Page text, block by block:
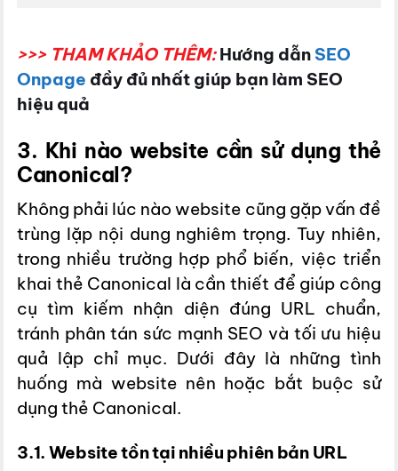
>>> THAM KHẢO THÊM: Hướng dẫn SEO
Onpage đầy đủ nhất giúp bạn làm SEO
hiệu quả
3. Khi nào website cần sử dụng thẻ
Canonical?
Không phải lúc nào website cũng gặp vấn đề
trùng lặp nội dung nghiêm trọng. Tuy nhiên,
trong nhiều trường hợp phổ biến, việc triển
khai thẻ Canonical là cần thiết để giúp công
cụ tìm kiếm nhận diện đúng URL chuẩn,
tránh phân tán sức mạnh SEO và tối ưu hiệu
quả lập chỉ mục. Dưới đây là những tình
huống mà website nên hoặc bắt buộc sử
dụng thẻ Canonical.
3.1. Website tồn tại nhiều phiên bản URL